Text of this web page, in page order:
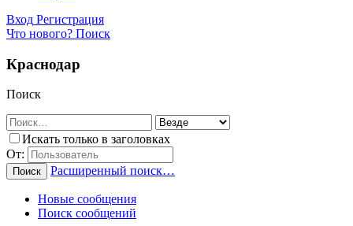
Вход Регистрация
Что нового? Поиск
Краснодар
Поиск
Искать только в заголовках
От:
Поиск Расширенный поиск…
Новые сообщения
Поиск сообщений